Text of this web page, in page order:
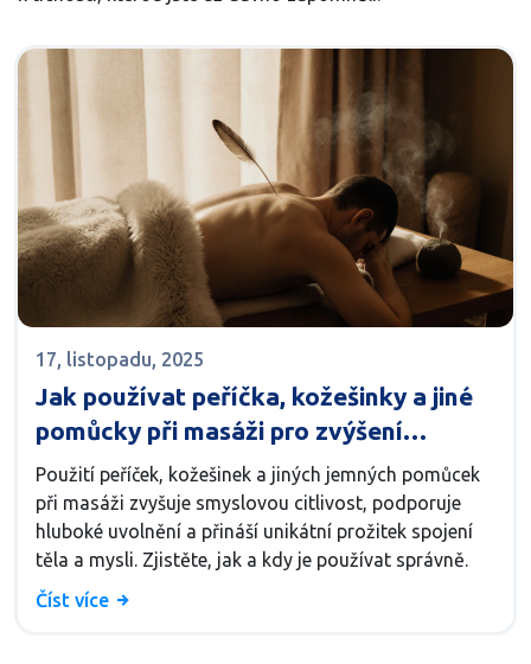
17, listopadu, 2025
Jak používat peříčka, kožešinky a jiné
pomůcky při masáži pro zvýšení
smyslového prožitku
Použití peříček, kožešinek a jiných jemných pomůcek
při masáži zvyšuje smyslovou citlivost, podporuje
hluboké uvolnění a přináší unikátní prožitek spojení
těla a mysli. Zjistěte, jak a kdy je používat správně.
Číst více